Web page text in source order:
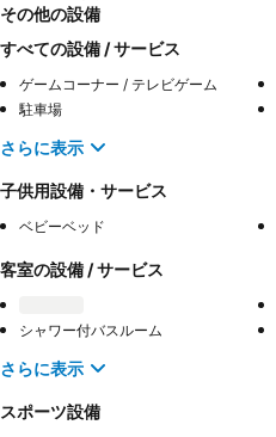
その他の設備
すべての設備 / サービス
ゲームコーナー / テレビゲーム
駐車場
さらに表示
子供用設備・サービス
ベビーベッド
客室の設備 / サービス
シャワー付バスルーム
さらに表示
スポーツ設備